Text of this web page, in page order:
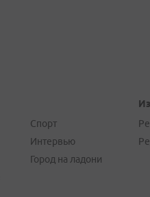
Спорт
Интервью
Город на ладони